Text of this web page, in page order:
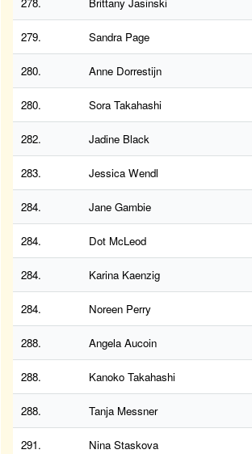
279. Sandra Page
280. Anne Dorrestijn
280. Sora Takahashi
282. Jadine Black
283. Jessica Wendl
284. Jane Gambie
284. Dot McLeod
284. Karina Kaenzig
284. Noreen Perry
288. Angela Aucoin
288. Kanoko Takahashi
288. Tanja Messner
291. Nina Staskova